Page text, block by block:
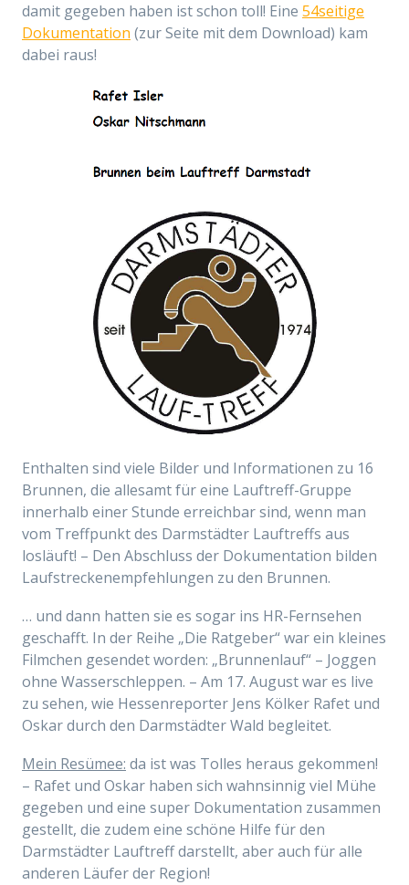
damit gegeben haben ist schon toll! Eine 54seitige
Dokumentation (zur Seite mit dem Download) kam
dabei raus!
Enthalten sind viele Bilder und Informationen zu 16
Brunnen, die allesamt für eine Lauftreff-Gruppe
innerhalb einer Stunde erreichbar sind, wenn man
vom Treffpunkt des Darmstädter Lauftreffs aus
losläuft! – Den Abschluss der Dokumentation bilden
Laufstreckenempfehlungen zu den Brunnen.
… und dann hatten sie es sogar ins HR-Fernsehen
geschafft. In der Reihe „Die Ratgeber“ war ein kleines
Filmchen gesendet worden: „Brunnenlauf“ – Joggen
ohne Wasserschleppen. – Am 17. August war es live
zu sehen, wie Hessenreporter Jens Kölker Rafet und
Oskar durch den Darmstädter Wald begleitet.
Mein Resümee: da ist was Tolles heraus gekommen!
– Rafet und Oskar haben sich wahnsinnig viel Mühe
gegeben und eine super Dokumentation zusammen
gestellt, die zudem eine schöne Hilfe für den
Darmstädter Lauftreff darstellt, aber auch für alle
anderen Läufer der Region!